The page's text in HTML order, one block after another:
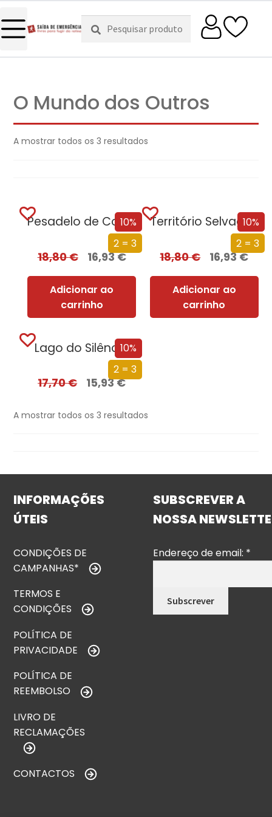
Pesquisar
por:
Pesquisa
O Mundo dos Outros
A mostrar todos os 3 resultados
10%
2 = 3
Pesadelo de Corvos
18,80€ 16,93€
Adicionar ao
carrinho
10%
2 = 3
Território Selvagem
18,80€ 16,93€
Adicionar ao
carrinho
10%
2 = 3
Lago do Silêncio
17,70€ 15,93€
A mostrar todos os 3 resultados
INFORMAÇÕES
ÚTEIS
CONDIÇÕES DE
CAMPANHAS*
TERMOS E
CONDIÇÕES
POLÍTICA DE
PRIVACIDADE
POLÍTICA DE
REEMBOLSO
LIVRO DE
RECLAMAÇÕES
CONTACTOS
SUBSCREVER A
NOSSA
Endereço de email: *